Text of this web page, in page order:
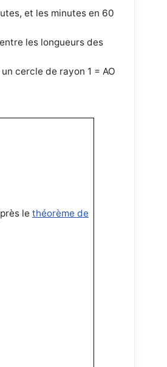
et les minutes en 60
les longueurs des
cercle de rayon 1 = AO
le théorème de